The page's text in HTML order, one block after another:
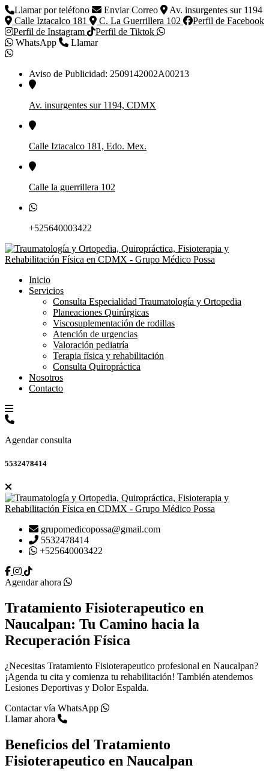
Llamar por teléfono Enviar Correo
Av. insurgentes sur 1194
Calle Iztacalco 181
C. La Guerrillera 102
Perfil de Facebook
Perfil de Instagram
Perfil de Tiktok
WhatsApp
Llamar
Aviso de Publicidad: 2509142002A00213
Av. insurgentes sur 1194, CDMX
Calle Iztacalco 181, Edo. Mex.
Calle la guerrillera 102
+525640003422
Inicio
Servicios
Consulta Especialidad Traumatología y Ortopedia
Planeaciones Quirúrgicas
Viscosuplementación de rodillas
Atención de urgencias
Valoración pediatría
Terapia física y rehabilitación
Consulta Quiropráctica
Nosotros
Contacto
Agendar consulta
5532478414
grupomedicopossa@gmail.com
5532478414
+525640003422
Agendar ahora
Tratamiento Fisioterapeutico en
Naucalpan: Tu Camino hacia la
Recuperación Física
¿Necesitas Tratamiento Fisioterapeutico profesional en Naucalpan?
¡Agenda tu cita y comienza tu rehabilitación! También atendemos
Lesiones Deportivas y Dolor Espalda.
Contactar vía WhatsApp
Llamar ahora
Beneficios del Tratamiento
Fisioterapeutico en Naucalpan